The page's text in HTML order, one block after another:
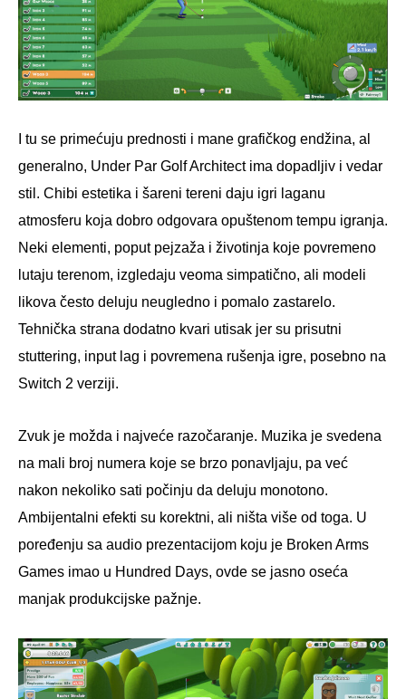
I tu se primećuju prednosti i mane grafičkog endžina, al
generalno, Under Par Golf Architect ima dopadljiv i vedar
stil. Chibi estetika i šareni tereni daju igri laganu
atmosferu koja dobro odgovara opuštenom tempu igranja.
Neki elementi, poput pejzaža i životinja koje povremeno
lutaju terenom, izgledaju veoma simpatično, ali modeli
likova često deluju neugledno i pomalo zastarelo.
Tehnička strana dodatno kvari utisak jer su prisutni
stuttering, input lag i povremena rušenja igre, posebno na
Switch 2 verziji.
Zvuk je možda i najveće razočaranje. Muzika je svedena
na mali broj numera koje se brzo ponavljaju, pa već
nakon nekoliko sati počinju da deluju monotono.
Ambijentalni efekti su korektni, ali ništa više od toga. U
poređenju sa audio prezentacijom koju je Broken Arms
Games imao u Hundred Days, ovde se jasno oseća
manjak produkcijske pažnje.